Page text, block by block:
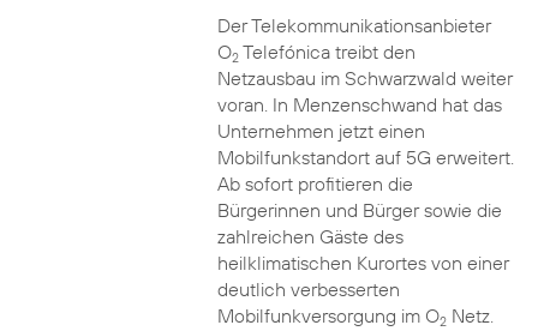
Der Telekommunikationsanbieter
O2Telefónica treibt den
Netzausbau im Schwarzwald weiter
voran. In Menzenschwand hat das
Unternehmen jetzt einen
Mobilfunkstandort auf 5G erweitert.
Ab sofort profitieren die
Bürgerinnen und Bürger sowie die
zahlreichen Gäste des
heilklimatischen Kurortes von einer
deutlich verbesserten
Mobilfunkversorgung im O2Netz.